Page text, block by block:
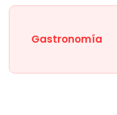
Gastronomía